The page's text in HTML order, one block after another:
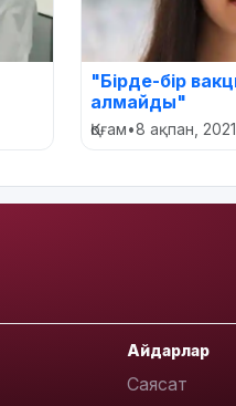
"Бірде-бір
алмайды"
Қоғам•8 ақпан, 2021
Айдарлар
Саясат